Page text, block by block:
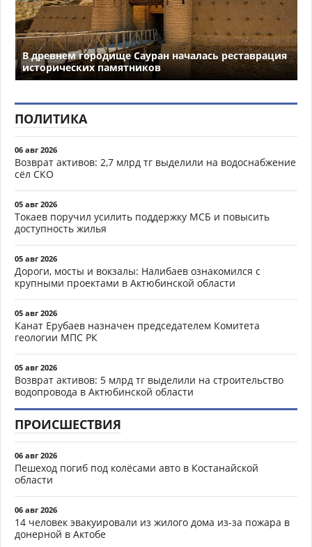
В древнем городище Сауран началась реставрация
исторических памятников
ПОЛИТИКА
06 авг 2026
Возврат активов: 2,7 млрд тг выделили на водоснабжение
сёл СКО
05 авг 2026
Токаев поручил усилить поддержку МСБ и повысить
доступность жилья
05 авг 2026
Дороги, мосты и вокзалы: Налибаев ознакомился с
крупными проектами в Актюбинской области
05 авг 2026
Канат Ерубаев назначен председателем Комитета
геологии МПС РК
05 авг 2026
Возврат активов: 5 млрд тг выделили на строительство
водопровода в Актюбинской области
ПРОИСШЕСТВИЯ
06 авг 2026
Пешеход погиб под колёсами авто в Костанайской
области
06 авг 2026
14 человек эвакуировали из жилого дома из-за пожара в
донерной в Актобе